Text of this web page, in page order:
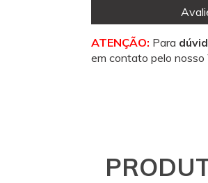
ATENÇÃO: Para
em contato pelo nosso